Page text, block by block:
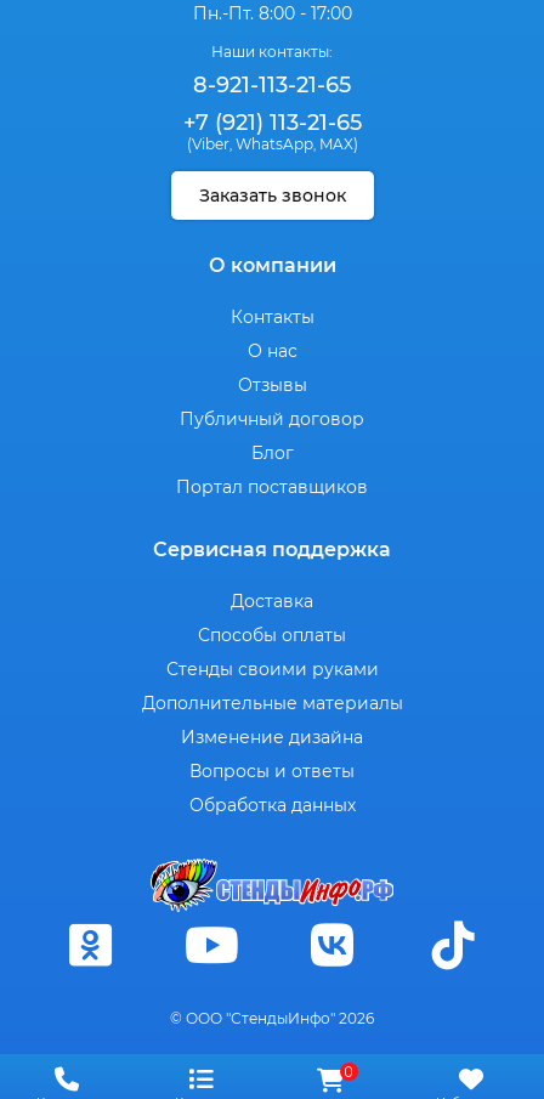
0
Пн.-Пт. 8:00 - 17:00
Наши контакты:
8-921-113-21-65
+7 (921) 113-21-65
(Viber, WhatsApp, MAX)
Заказать звонок
О компании
Контакты
О нас
Отзывы
Публичный договор
Блог
Портал поставщиков
Сервисная поддержка
Доставка
Способы оплаты
Стенды своими руками
Дополнительные материалы
Изменение дизайна
Вопросы и ответы
Обработка данных
© ООО "СтендыИнфо" 2026